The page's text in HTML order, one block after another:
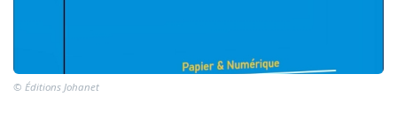
© Éditions Johanet